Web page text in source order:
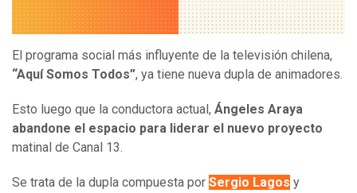
El programa social más influyente de la televisión chilena,
“Aquí Somos Todos”, ya tiene nueva dupla de animadores.
Esto luego que la conductora actual, Ángeles Araya
abandone el espacio para liderar el nuevo proyecto
matinal de Canal 13.
Se trata de la dupla compuesta por Sergio Lagos y